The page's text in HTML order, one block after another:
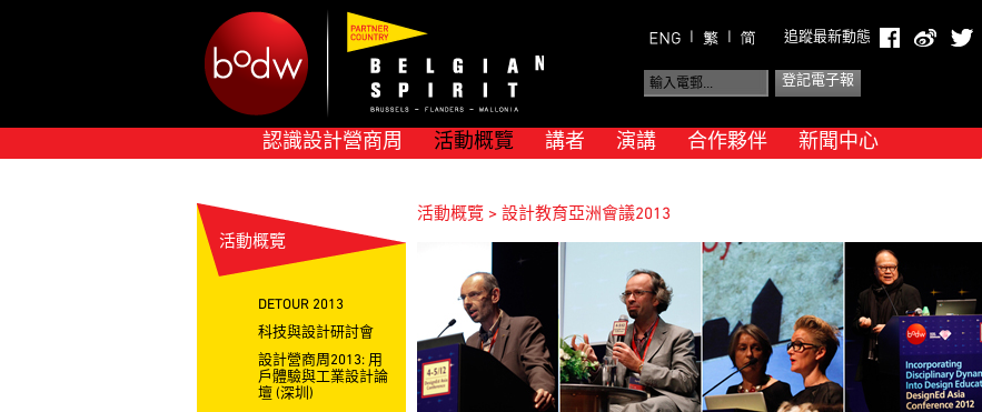
追蹤最新動態
認識設計營商周 活動概覽 講者 演講 合作夥伴 新聞中心
活動概覽
DETOUR 2013
科技與設計研討會
設計營商周2013: 用
戶體驗與工業設計論
壇 (深圳)
活動概覽 > 設計教育亞洲會議2013